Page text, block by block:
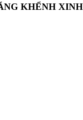
KHỂNH XINH